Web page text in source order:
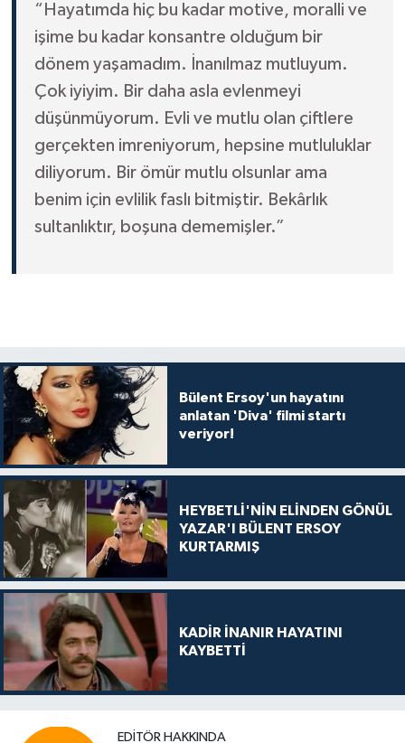
“Hayatımda hiç bu kadar motive, moralli ve
işime bu kadar konsantre olduğum bir
dönem yaşamadım. İnanılmaz mutluyum.
Çok iyiyim. Bir daha asla evlenmeyi
düşünmüyorum. Evli ve mutlu olan çiftlere
gerçekten imreniyorum, hepsine mutluluklar
diliyorum. Bir ömür mutlu olsunlar ama
benim için evlilik faslı bitmiştir. Bekârlık
sultanlıktır, boşuna dememişler.”
Bülent Ersoy'un hayatını
anlatan 'Diva' filmi startı
veriyor!
HEYBETLİ'NİN ELİNDEN GÖNÜL
YAZAR'I BÜLENT ERSOY
KURTARMIŞ
KADİR İNANIR HAYATINI
KAYBETTİ
EDITÖR HAKKINDA